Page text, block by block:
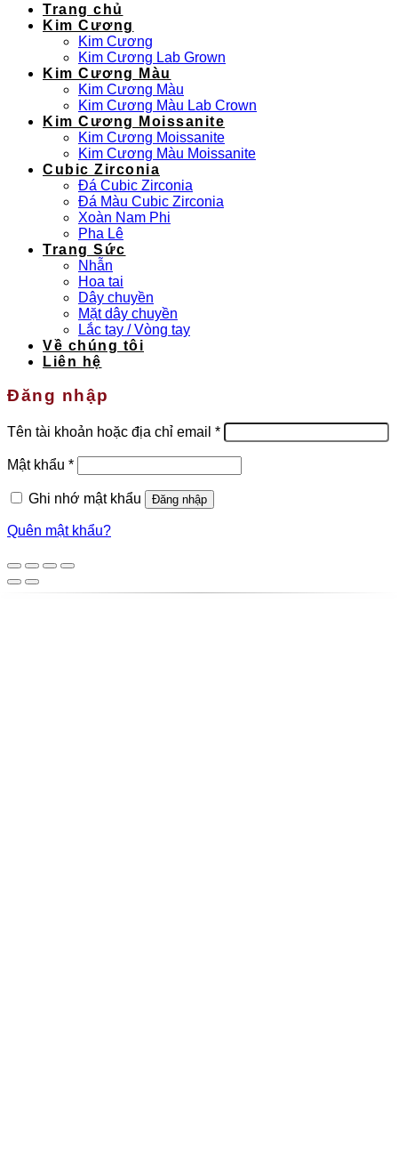
Trang chủ
Kim Cương
Kim Cương
Kim Cương Lab Grown
Kim Cương Màu
Kim Cương Màu
Kim Cương Màu Lab Crown
Kim Cương Moissanite
Kim Cương Moissanite
Kim Cương Màu Moissanite
Cubic Zirconia
Đá Cubic Zirconia
Đá Màu Cubic Zirconia
Xoàn Nam Phi
Pha Lê
Trang Sức
Nhẫn
Hoa tai
Dây chuyền
Mặt dây chuyền
Lắc tay / Vòng tay
Về chúng tôi
Liên hệ
Đăng nhập
Tên tài khoản hoặc địa chỉ email *Bắt
buộc
Mật khẩu *Bắt
buộc
Ghi nhớ mật khẩu
Đăng nhập
Quên mật khẩu?